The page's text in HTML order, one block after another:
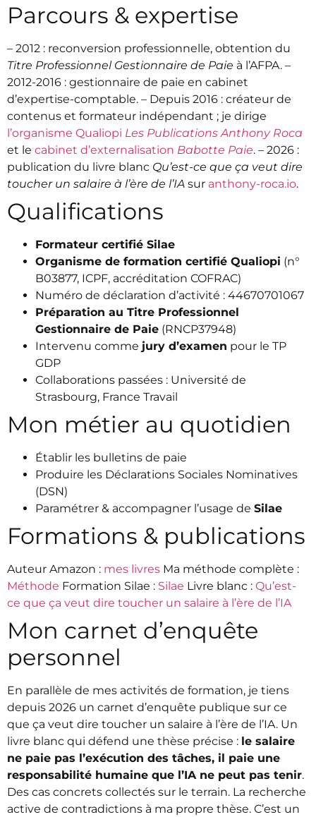
Parcours & expertise
– 2012 : reconversion professionnelle, obtention du
Titre Professionnel Gestionnaire de Paie à l’AFPA. –
2012-2016 : gestionnaire de paie en cabinet
d’expertise-comptable. – Depuis 2016 : créateur de
contenus et formateur indépendant ; je dirige
l’organisme Qualiopi Les Publications Anthony Roca
et le cabinet d’externalisation Babotte Paie. – 2026 :
publication du livre blanc Qu’est-ce que ça veut dire
toucher un salaire à l’ère de l’IA sur anthony-roca.io.
Qualifications
Formateur certifié Silae
Organisme de formation certifié Qualiopi (n°
B03877, ICPF, accréditation COFRAC)
Numéro de déclaration d’activité : 44670701067
Préparation au Titre Professionnel
Gestionnaire de Paie (RNCP37948)
Intervenu comme jury d’examen pour le TP
GDP
Collaborations passées : Université de
Strasbourg, France Travail
Mon métier au quotidien
Établir les bulletins de paie
Produire les Déclarations Sociales Nominatives
(DSN)
Paramétrer & accompagner l’usage de Silae
Formations & publications
Auteur Amazon : mes livres Ma méthode complète :
Méthode Formation Silae : Silae Livre blanc : Qu’est-
ce que ça veut dire toucher un salaire à l’ère de l’IA
Mon carnet d’enquête
personnel
En parallèle de mes activités de formation, je tiens
depuis 2026 un carnet d’enquête publique sur ce
que ça veut dire toucher un salaire à l’ère de l’IA. Un
livre blanc qui défend une thèse précise : le salaire
ne paie pas l’exécution des tâches, il paie une
responsabilité humaine que l’IA ne peut pas tenir.
Des cas concrets collectés sur le terrain. La recherche
active de contradictions à ma propre thèse. C’est un